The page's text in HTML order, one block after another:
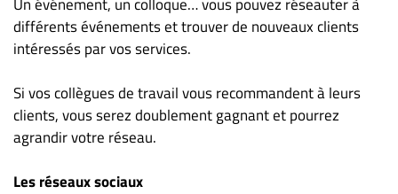
FAQ
Politique de
confidentialité
différents événements et trouver de nouveaux clients
intéressés par vos services.
Si vos collègues de travail vous recommandent à leurs
clients, vous serez doublement gagnant et pourrez
agrandir votre réseau.
Les réseaux sociaux